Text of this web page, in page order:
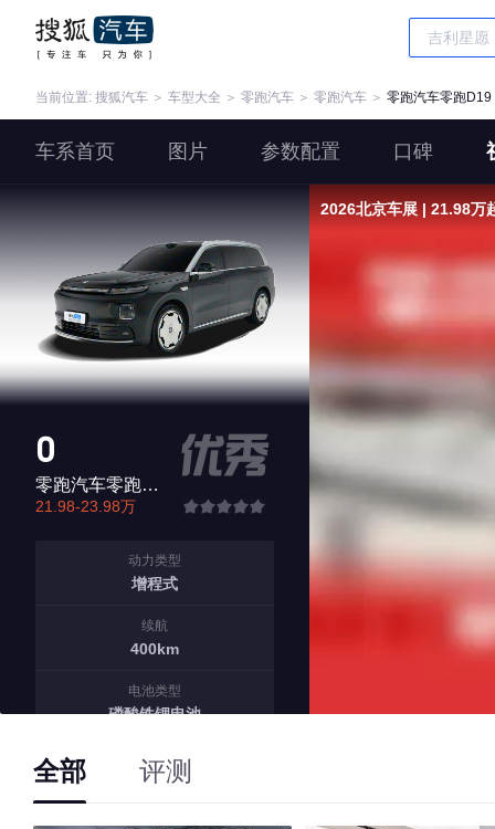
当前位置: 搜狐汽车 ＞ 车型大全 ＞ 零跑汽车 ＞ 零跑汽车 ＞ 零跑汽车零跑D19
车系首页 图片 参数配置 口碑
0
零跑汽车零跑D19 增程版
21.98-23.98万
动力类型
增程式
续航
400km
电池类型
磷酸铁锂电池
快充/慢充
0.25h/6.2h
2026北京车展 | 21.98万
全部 评测